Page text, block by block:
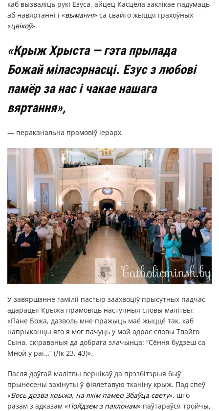
каб вызваліць рукі Езуса, айцец Касцёла заклікае падумаць
аб навяртанні і «выманні» са свайго жыцця грахоўных
«цвікоў».
«Крыж Хрыста — гэта прылада
Божай міласэрнасці. Езус з любові
памёр за нас і чакае нашага
вяртання»,
— пераканальна прамовіў іерарх.
У завяршэнне гаміліі пастыр заахвоціў прысутных падчас
адарацыі Крыжа прамовіць наступныя словы малітвы:
«Пане Божа, дазволь мне пражыць маё жыццё так, каб
напрыканцы яго я мог пачуць у мой адрас словы Твайго
Сына, скіраваныя да добрага злачынца: “Сёння будзеш са
Мной у раі…” (Лк 23, 43)».
Пасля доўгай малітвы вернікаў да прэзбітэрыя быў
прынесены захінуты ў фіялетавую тканіну крыж. Пад спеў
«Вось дрэва крыжа, на якім памёр Збаўца свету», што
разам з адказам «Пойдзем з паклонам» паўтараўся тройчы,